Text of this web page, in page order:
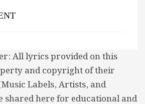
All lyrics provided on this
and copyright of their
Labels, Artists, and
shared here for educational and